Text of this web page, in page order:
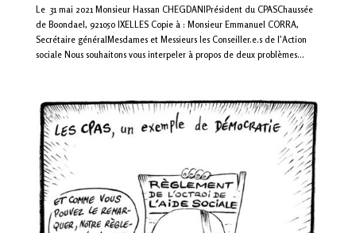
Le 31 mai 2021 Monsieur Hassan CHEGDANIPrésident du CPASChaussée
de Boondael, 921050 IXELLES Copie à : Monsieur Emmanuel CORRA,
Secrétaire généralMesdames et Messieurs les Conseiller.e.s de l’Action
sociale Nous souhaitons vous interpeler à propos de deux problèmes...